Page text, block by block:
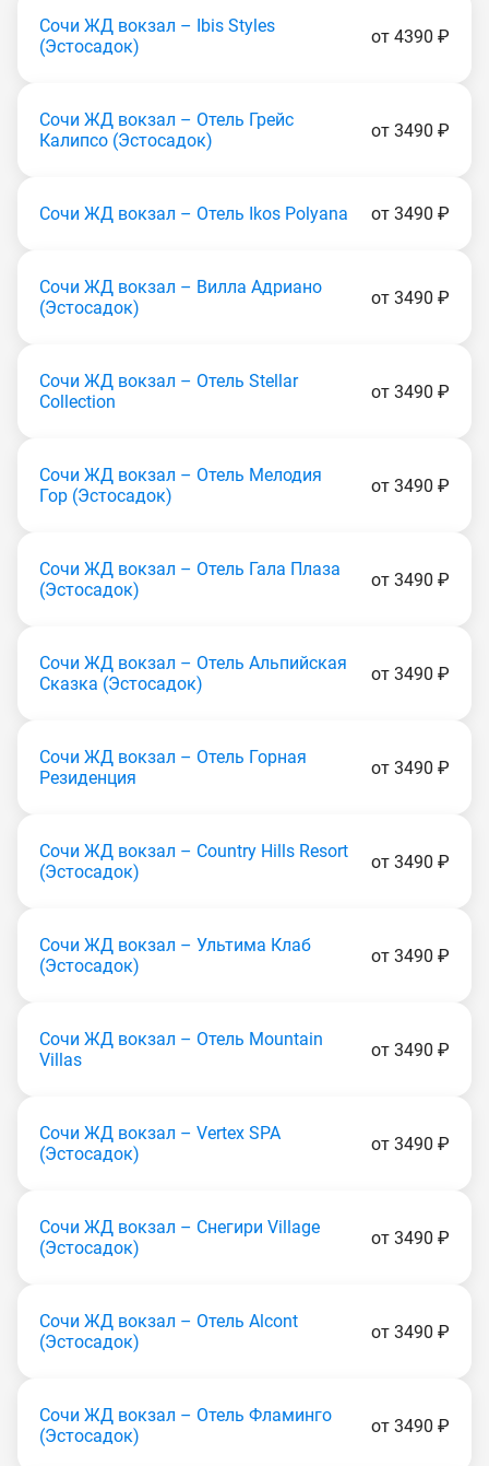
Сочи ЖД вокзал – Ibis Styles
(Эcтocaдoк)
от 4390 ₽
Сочи ЖД вокзал – Отель Грейс
Калипсо (Эcтocaдoк)
от 3490 ₽
Сочи ЖД вокзал – Отель Ikos Polyana от 3490 ₽
Сочи ЖД вокзал – Вилла Адриано
(Эcтocaдoк)
от 3490 ₽
Сочи ЖД вокзал – Отель Stellar
Collection
от 3490 ₽
Сочи ЖД вокзал – Отель Мелодия
Гор (Эcтocaдoк)
от 3490 ₽
Сочи ЖД вокзал – Отель Гала Плаза
(Эстocaдoк)
от 3490 ₽
Сочи ЖД вокзал – Отель Альпийская
Сказка (Эстocaдoк)
от 3490 ₽
Сочи ЖД вокзал – Отель Горная
Резиденция
от 3490 ₽
Сочи ЖД вокзал – Country Hills Resort
(Эстocaдoк)
от 3490 ₽
Сочи ЖД вокзал – Ультима Клаб
(Эстocaдoк)
от 3490 ₽
Сочи ЖД вокзал – Отель Mountain
Villas
от 3490 ₽
Сочи ЖД вокзал – Vertex SPA
(Эстocaдoк)
от 3490 ₽
Сочи ЖД вокзал – Снегири Village
(Эстocaдoк)
от 3490 ₽
Сочи ЖД вокзал – Отель Alcont
(Эстocaдoк)
от 3490 ₽
Сочи ЖД вокзал – Отель Фламинго
(Эстocaдoк)
от 3490 ₽